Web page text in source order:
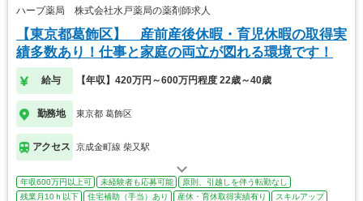
ハーブ薬局 株式会社水戸薬局の薬剤師求人
【東京都葛飾区】 産前産後休暇・育児休暇の取得実
績多数あり！仕事と家庭の両立が図れる環境です！
給与 【年収】420万円～600万円程度 22歳～40歳
勤務地 東京都 葛飾区
アクセス 京成金町線 柴又駅
年収600万円以上可 未経験者も応募可能
原則、引越しを伴う転勤なし
残業月10ｈ以下
住宅補助（手当）あり 産休・育休取得実績有り スキルアップ